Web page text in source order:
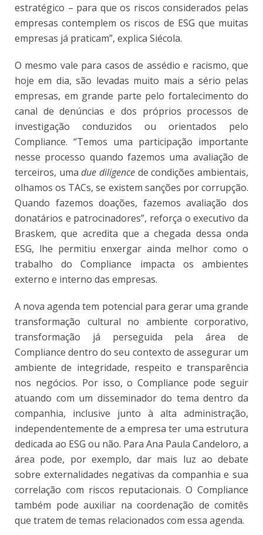
estratégico – para que os riscos considerados pelas
empresas contemplem os riscos de ESG que muitas
empresas já praticam”, explica Siécola.
O mesmo vale para casos de assédio e racismo, que
hoje em dia, são levadas muito mais a sério pelas
empresas, em grande parte pelo fortalecimento do
canal de denúncias e dos próprios processos de
investigação conduzidos ou orientados pelo
Compliance. “Temos uma participação importante
nesse processo quando fazemos uma avaliação de
terceiros, umadue diligence de condições ambientais,
olhamos os TACs, se existem sanções por corrupção.
Quando fazemos doações, fazemos avaliação dos
donatários e patrocinadores”, reforça o executivo da
Braskem, que acredita que a chegada dessa onda
ESG, lhe permitiu enxergar ainda melhor como o
trabalho do Compliance impacta os ambientes
externo e interno das empresas.
A nova agenda tem potencial para gerar uma grande
transformação cultural no ambiente corporativo,
transformação já perseguida pela área de
Compliance dentro do seu contexto de assegurar um
ambiente de integridade, respeito e transparência
nos negócios. Por isso, o Compliance pode seguir
atuando com um disseminador do tema dentro da
companhia, inclusive junto à alta administração,
independentemente de a empresa ter uma estrutura
dedicada ao ESG ou não. Para Ana Paula Candeloro, a
área pode, por exemplo, dar mais luz ao debate
sobre externalidades negativas da companhia e sua
correlação com riscos reputacionais. O Compliance
também pode auxiliar na coordenação de comitês
que tratem de temas relacionados com essa agenda.